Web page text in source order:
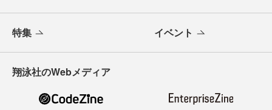
特集 イベント
翔泳社のWebメディア